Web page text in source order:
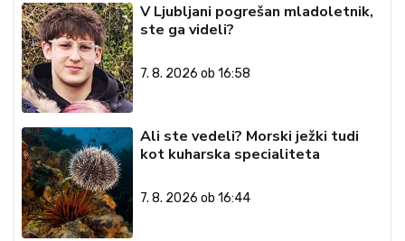
V Ljubljani pogrešan mladoletnik,
ste ga videli?
7. 8. 2026 ob 16:58
Ali ste vedeli? Morski ježki tudi
kot kuharska specialiteta
7. 8. 2026 ob 16:44